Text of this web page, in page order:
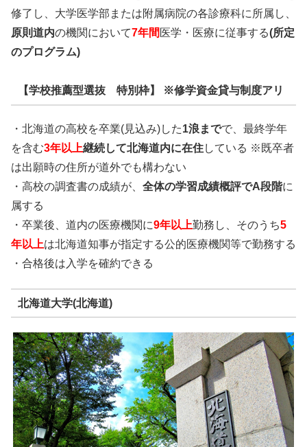
修了し、大学医学部または附属病院の各診療科に所属し、
原則道内の機関において7年間 医学・医療に従事する(所定
のプログラム)
【学校推薦型選抜 特別枠】 ※修学資金貸与制度アリ
・北海道の高校を卒業(見込み)した1浪までで、最終学年
を含む3年以上継続して北海道内に在住している ※既卒者
は出願時の住所が道外でも構わない
・高校の調査書の成績が、 全体の学習成績概評でA段階に
属する
・卒業後、道内の医療機関に9年以上勤務し、そのうち5
年以上は北海道知事が指定する公的医療機関等で勤務する
・合格後は入学を確約できる
北海道大学(北海道)